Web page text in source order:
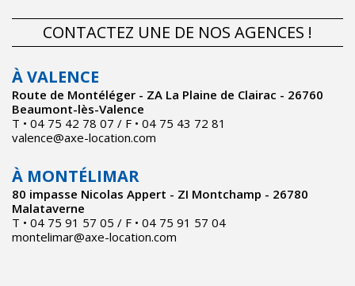
CONTACTEZ UNE DE NOS AGENCES !
À VALENCE
Route de Montéléger - ZA La Plaine de Clairac - 26760
Beaumont-lès-Valence
T • 04 75 42 78 07 / F • 04 75 43 72 81
valence@axe-location.com
À MONTÉLIMAR
80 impasse Nicolas Appert - ZI Montchamp - 26780
Malataverne
T • 04 75 91 57 05 / F • 04 75 91 57 04
montelimar@axe-location.com